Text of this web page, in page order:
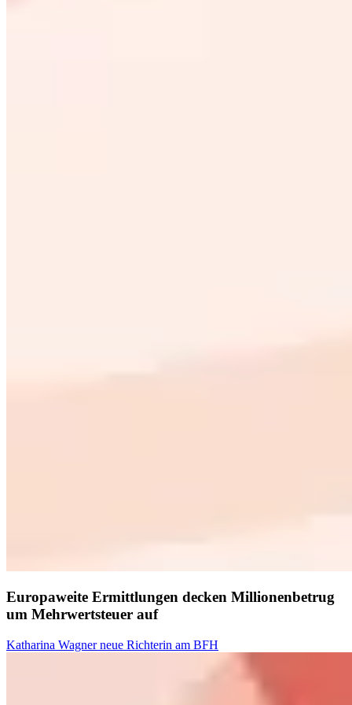
Europaweite Ermittlungen decken Millionenbetrug
um Mehrwertsteuer auf
Katharina Wagner neue Richterin am BFH